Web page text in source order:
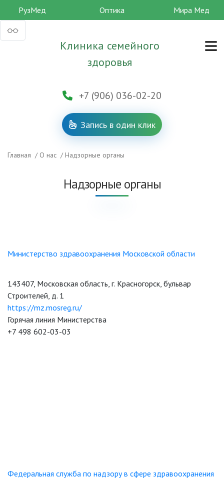
РузМед Оптика Мира Мед
Клиника семейного
здоровья
+7 (906) 036-02-20
Запись в один клик
Главная / O нас /Надзорные органы
Надзорные органы
Министерство здравоохранения Московской области
143407, Московская область, г. Красногорск, бульвар
Строителей, д. 1
https://mz.mosreg.ru/
Горячая линия Министерства
+7 498 602-03-03
Федеральная служба по надзору в сфере здравоохранения